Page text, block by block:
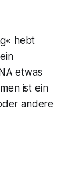
hebt
etwas
ist ein
andere